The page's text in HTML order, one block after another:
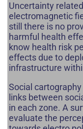
Uncertainty
electromagnetic
still there is no
harmful health
know health risk
effects due to
infrastructure
Social
links between
in each zone. A
evaluate the